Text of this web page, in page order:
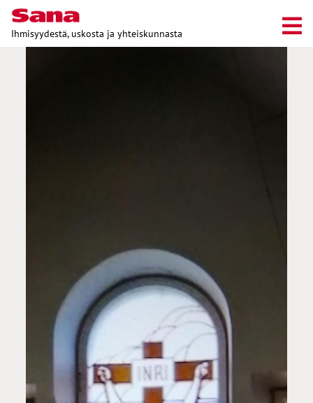
Ihmisyydestä, uskosta ja yhteiskunnasta